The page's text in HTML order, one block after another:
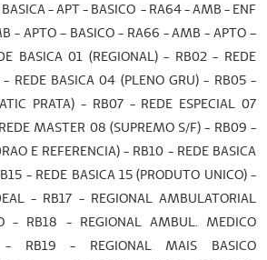
BASICA - APT - BASICO - RA64 - AMB - ENF
- APTO – BASICO - RA66 - AMB - APTO –
BASICA 01 (REGIONAL) - RB02 - REDE
REDE BASICA 04 (PLENO GRU) - RB05 -
PRATA) - RB07 - REDE ESPECIAL 07
MASTER 08 (SUPREMO S/F) - RB09 -
E REFERENCIA) - RB10 - REDE BASICA
- REDE BASICA 15 (PRODUTO UNICO) -
- RB17 - REGIONAL AMBULATORIAL
- RB18 - REGIONAL AMBUL. MEDICO
- RB19 - REGIONAL MAIS BASICO